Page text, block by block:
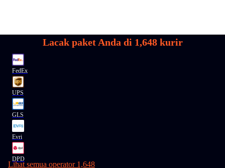
Lacak paket Anda di 1,648kurir
FedEx
UPS
GLS
Evri
DPD
Lihat semua operator 1,648